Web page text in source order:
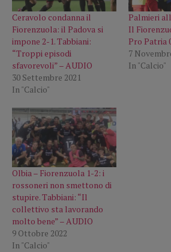
Ceravolo condanna il
Fiorenzuola: il Padova si
impone 2-1. Tabbiani:
“Troppi episodi
sfavorevoli” – AUDIO
30 Settembre 2021
In "Calcio"
Palmieri
Il
Pro Patria
7
In "Calcio"
Olbia – Fiorenzuola 1-2: i
rossoneri non smettono di
stupire. Tabbiani: “Il
collettivo sta lavorando
molto bene” – AUDIO
9 Ottobre 2022
In "Calcio"